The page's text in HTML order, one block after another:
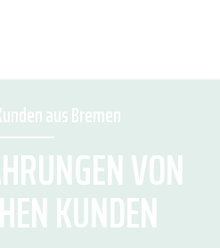
aus Bremen
VON
KUNDEN